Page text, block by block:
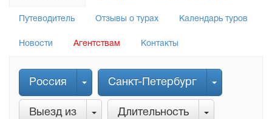
Путеводитель Отзывы о турах Календарь туров
Новости Агентствам Контакты
Россия Санкт-Петербург
Выезд из Длительность